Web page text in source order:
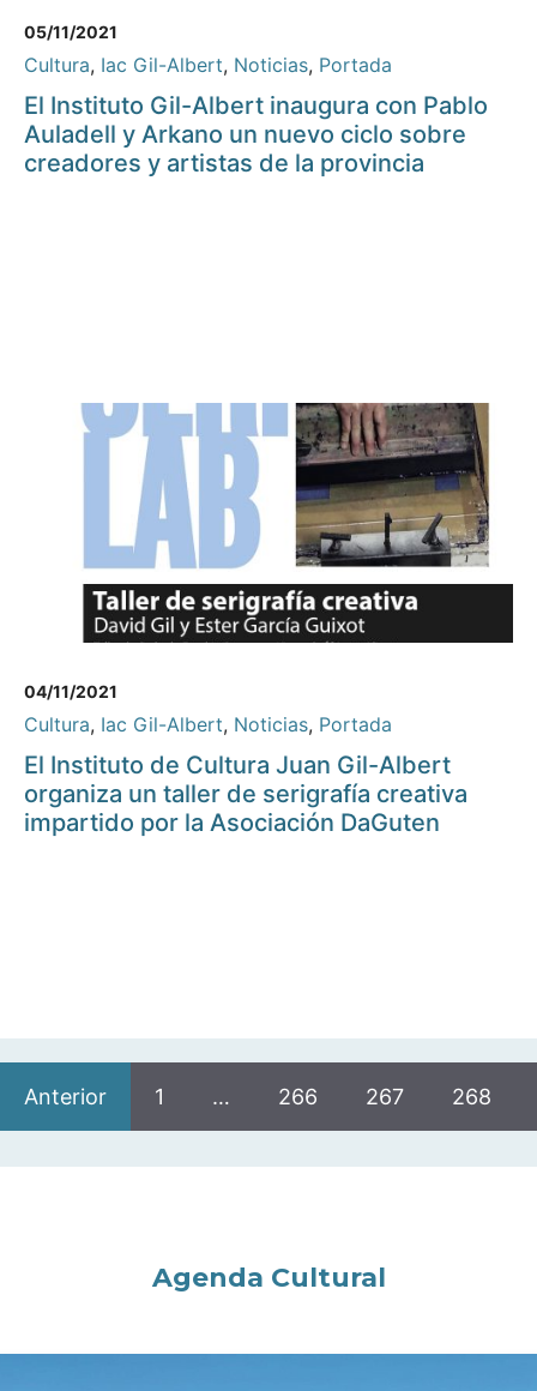
05/11/2021
Cultura, Iac Gil-Albert, Noticias, Portada
El Instituto Gil-Albert inaugura con Pablo
Auladell y Arkano un nuevo ciclo sobre
creadores y artistas de la provincia
04/11/2021
Cultura, Iac Gil-Albert, Noticias, Portada
El Instituto de Cultura Juan Gil-Albert
organiza un taller de serigrafía creativa
impartido por la Asociación DaGuten
Anterior 1 … 266 267 268
Agenda Cultural